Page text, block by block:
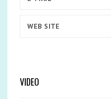
VIDEO